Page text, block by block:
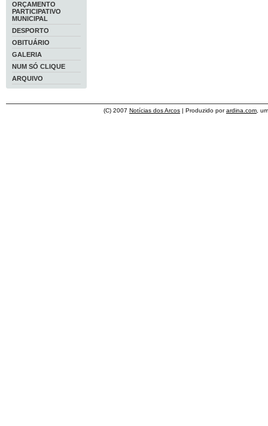
ORÇAMENTO
PARTICIPATIVO
MUNICIPAL
DESPORTO
OBITUÁRIO
GALERIA
NUM SÓ CLIQUE
ARQUIVO
(C) 2007 Notícias dos Arcos | Produzido porardina.com ,